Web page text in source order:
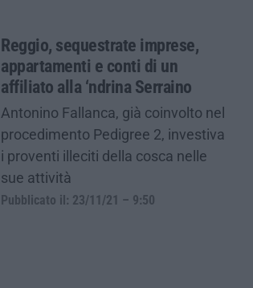
Reggio, sequestrate imprese,
appartamenti e conti di un
affiliato alla ‘ndrina Serraino
Antonino Fallanca, già coinvolto nel
procedimento Pedigree 2, investiva
i proventi illeciti della cosca nelle
sue attività
Pubblicato il: 23/11/21 – 9:50